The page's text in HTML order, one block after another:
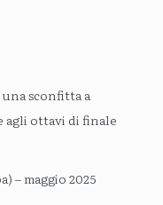
una sconfitta a
agli ottavi di finale
– maggio 2025